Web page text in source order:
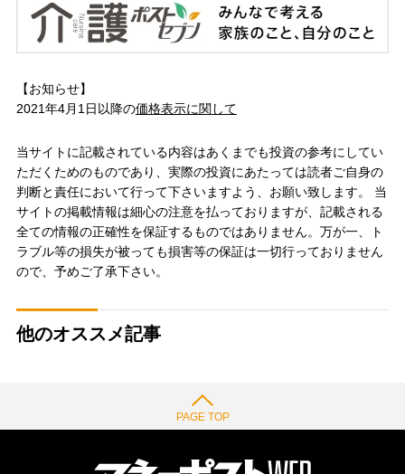
【お知らせ】
2021年4月1日以降の価格表示に関して
当サイトに記載されている内容はあくまでも投資の参考にしてい
ただくためのものであり、実際の投資にあたっては読者ご自身の
判断と責任において行って下さいますよう、お願い致します。 当
サイトの掲載情報は細心の注意を払っておりますが、記載される
全ての情報の正確性を保証するものではありません。万が一、ト
ラブル等の損失が被っても損害等の保証は一切行っておりません
ので、予めご了承下さい。
他のオススメ記事
PAGE TOP